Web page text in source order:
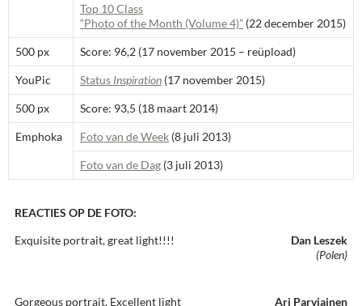
Top 10 Class
“Photo of the Month (Volume 4)” (22 december 2015)
500 px Score: 96,2 (17 november 2015 – reüpload)
YouPic Status Inspiration (17 november 2015)
500 px Score: 93,5 (18 maart 2014)
Emphoka Foto van de Week (8 juli 2013)
Foto van de Dag (3 juli 2013)
REACTIES OP DE FOTO:
Exquisite portrait, great light!!!!
Dan Leszek
(Polen)
Gorgeous portrait. Excellent light
Ari Parviainen